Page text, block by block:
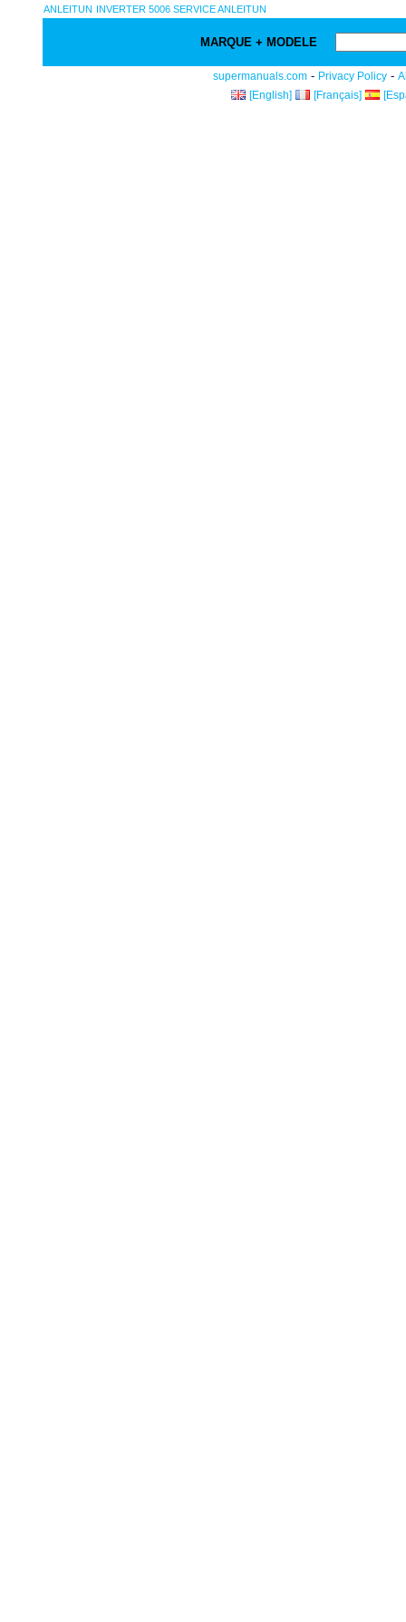
ANLEITUN INVERTER 5006 SERVICE ANLEITUN
MARQUE + MODELE
supermanuals.com - Privacy Policy -
[English]
[Français]